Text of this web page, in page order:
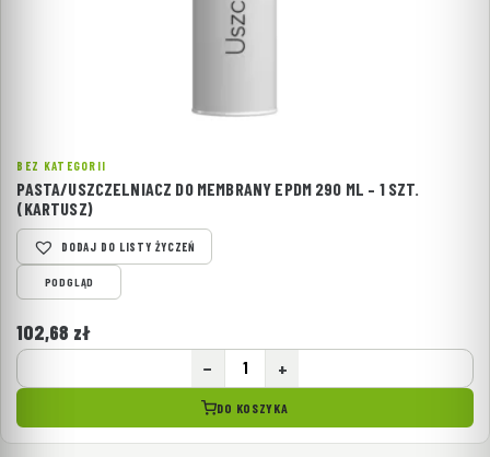
BEZ KATEGORII
PASTA/USZCZELNIACZ DO MEMBRANY EPDM 290 ML – 1 SZT.
(KARTUSZ)
DODAJ DO LISTY ŻYCZEŃ
PODGLĄD
102,68 zł
− +
DO KOSZYKA